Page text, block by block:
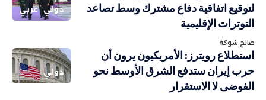
دولي عربي
لتوقيع اتفاقية دفاع مشترك وسط تصاعد
التوترات الإقليمية
صالح شوكة
دولي
استطلاع رويترز: الأمريكيون يرون أن
حرب إيران ستدفع الشرق الأوسط نحو
الفوضى لا الاستقرار